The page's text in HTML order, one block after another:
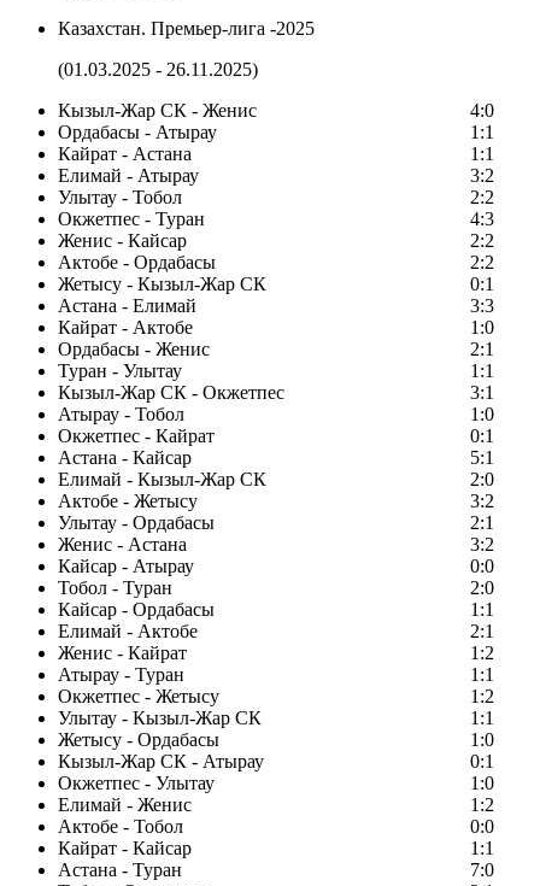
Казахстан. Премьер-лига -2025
(01.03.2025 - 26.11.2025)
Кызыл-Жар СК - Женис
4:0
Ордабасы - Атырау
1:1
Кайрат - Астана
1:1
Елимай - Атырау
3:2
Улытау - Тобол
2:2
Окжетпес - Туран
4:3
Женис - Кайсар
2:2
Актобе - Ордабасы
2:2
Жетысу - Кызыл-Жар СК
0:1
Астана - Елимай
3:3
Кайрат - Актобе
1:0
Ордабасы - Женис
2:1
Туран - Улытау
1:1
Кызыл-Жар СК - Окжетпес
3:1
Атырау - Тобол
1:0
Окжетпес - Кайрат
0:1
Астана - Кайсар
5:1
Елимай - Кызыл-Жар СК
2:0
Актобе - Жетысу
3:2
Улытау - Ордабасы
2:1
Женис - Астана
3:2
Кайсар - Атырау
0:0
Тобол - Туран
2:0
Кайсар - Ордабасы
1:1
Елимай - Актобе
2:1
Женис - Кайрат
1:2
Атырау - Туран
1:1
Окжетпес - Жетысу
1:2
Улытау - Кызыл-Жар СК
1:1
Жетысу - Ордабасы
1:0
Кызыл-Жар СК - Атырау
0:1
Окжетпес - Улытау
1:0
Елимай - Женис
1:2
Актобе - Тобол
0:0
Кайрат - Кайсар
1:1
Астана - Туран
7:0